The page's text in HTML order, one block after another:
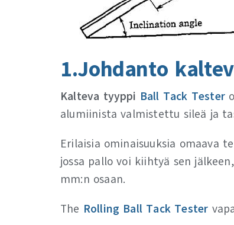
1.Johdanto
Kalteva tyyppi Ball Tack Tester
alumiinista valmistettu sileä ja
Erilaisia ominaisuuksia omaava
jossa pallo voi kiihtyä sen
mm:n osaan.
The Rolling Ball Tack Tester